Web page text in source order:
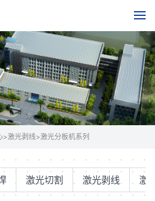
>激光剥线>激光分板机系列
激光切割 激光剥线 激